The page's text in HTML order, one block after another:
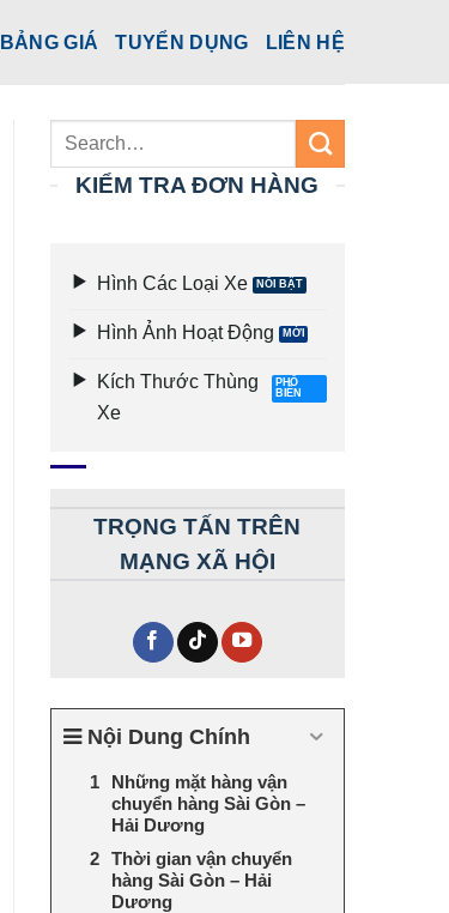
BẢNG GIÁ TUYỂN DỤNG LIÊN HỆ
KIỂM TRA ĐƠN HÀNG
Hình Các Loại Xe
Hình Ảnh Hoạt Động
Kích Thước Thùng
Xe
TRỌNG TẤN TRÊN
MẠNG XÃ HỘI
Nội Dung Chính
Những mặt hàng vận
chuyển hàng Sài Gòn –
Hải Dương
Thời gian vận chuyển
hàng Sài Gòn – Hải
Dương